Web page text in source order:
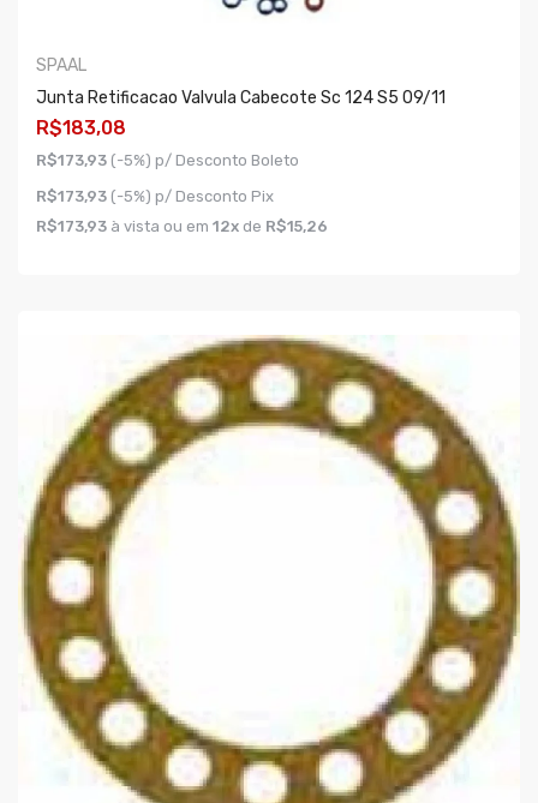
SPAAL
Junta Retificacao Valvula Cabecote Sc 124 S5 09/11
R$183,08
R$173,93 (-5%) p/ Desconto Boleto
R$173,93 (-5%) p/ Desconto Pix
R$173,93 à vista ou em 12x de R$15,26